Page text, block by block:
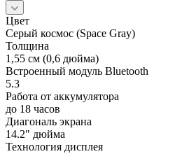
Цвет
Серый космос (Space Gray)
Толщина
1,55 см (0,6 дюйма)
Встроенный модуль Bluetooth
5.3
Работа от аккумулятора
до 18 часов
Диагональ экрана
14.2" дюйма
Технология дисплея